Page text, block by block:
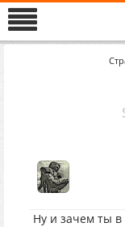
Ну и зачем ты в